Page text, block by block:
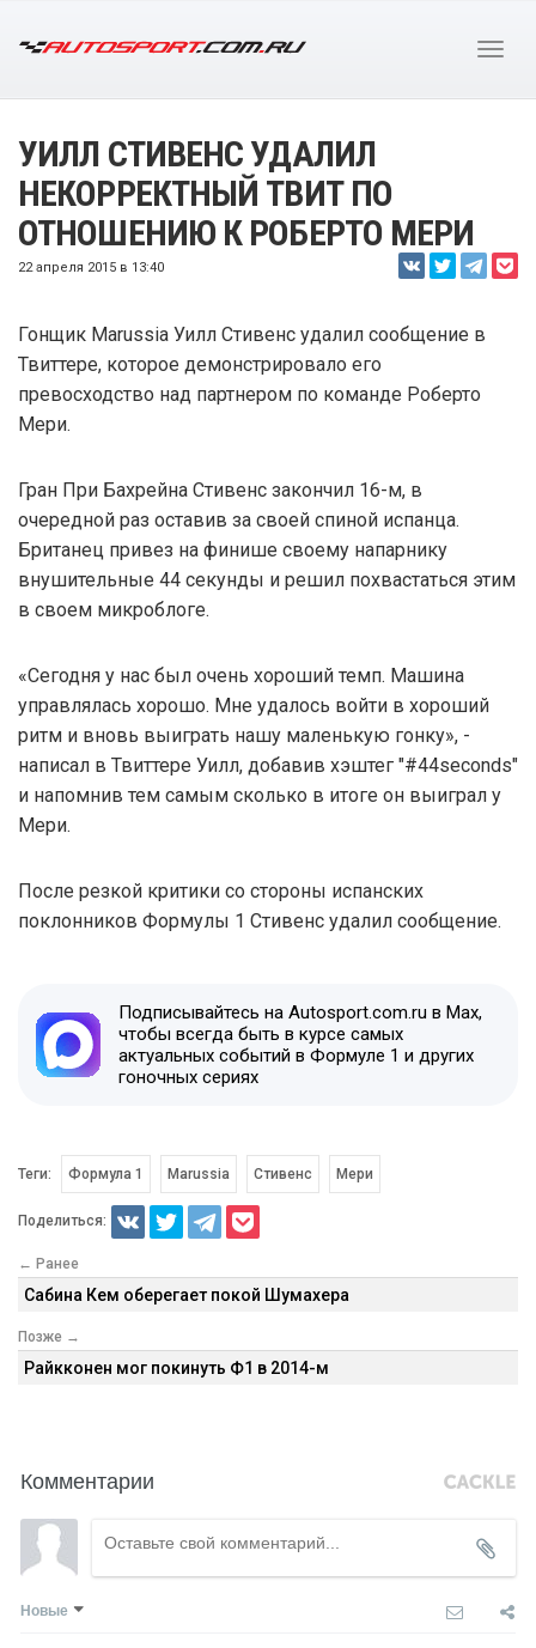
УИЛЛ СТИВЕНС УДАЛИЛ
НЕКОРРЕКТНЫЙ ТВИТ ПО
ОТНОШЕНИЮ К РОБЕРТО МЕРИ
22 апреля 2015 в 13:40
Гонщик Marussia Уилл Стивенс удалил сообщение в
Твиттере, которое демонстрировало его
превосходство над партнером по команде Роберто
Мери.
Гран При Бахрейна Стивенс закончил 16-м, в
очередной раз оставив за своей спиной испанца.
Британец привез на финише своему напарнику
внушительные 44 секунды и решил похвастаться этим
в своем микроблоге.
«Сегодня у нас был очень хороший темп. Машина
управлялась хорошо. Мне удалось войти в хороший
ритм и вновь выиграть нашу маленькую гонку», -
написал в Твиттере Уилл, добавив хэштег "#44seconds"
и напомнив тем самым сколько в итоге он выиграл у
Мери.
После резкой критики со стороны испанских
поклонников Формулы 1 Стивенс удалил сообщение.
Подписывайтесь на Autosport.com.ru в Max,
чтобы всегда быть в курсе самых
актуальных событий в Формуле 1 и других
гоночных сериях
Теги: Формула 1 Marussia Стивенс Мери
Поделиться:
← Ранее
Сабина Кем оберегает покой Шумахера
Позже →
Райкконен мог покинуть Ф1 в 2014-м
Комментарии
Новые